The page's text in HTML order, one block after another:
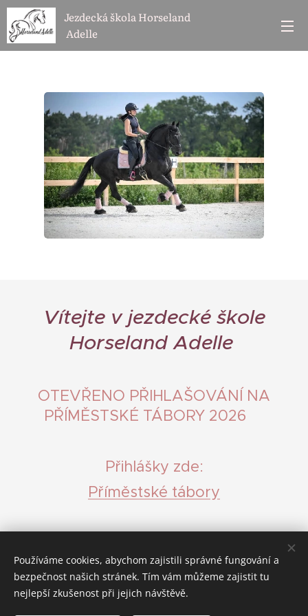
Jezdecká škola Horseland
Adelle
Vítejte v jezdecké škole
Horseland Adelle
OTEVŘENO PŘIHLAŠOVÁNÍ NA
PŘÍMĚSTSKÉ TÁBORY 2026🩵
Přihlášky zde:
Příměstské tábory
Používáme cookies, abychom zajistili správné fungování a
bezpečnost našich stránek. Tím vám můžeme zajistit tu
nejlepší zkušenost při jejich návštěvě.